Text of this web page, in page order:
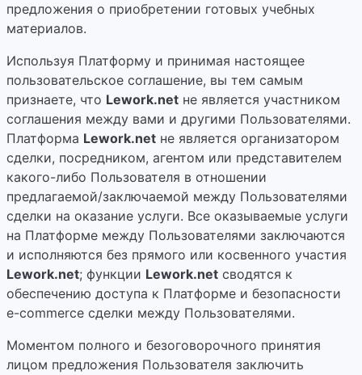
предложения о приобретении готовых учебных
материалов.
Используя Платформу и принимая настоящее
пользовательское соглашение, вы тем самым
признаете, что Lework.net не является участником
соглашения между вами и другими Пользователями.
Платформа Lework.net не является организатором
сделки, посредником, агентом или представителем
какого-либо Пользователя в отношении
предлагаемой/заключаемой между Пользователями
сделки на оказание услуги. Все оказываемые услуги
на Платформе между Пользователями заключаются
и исполняются без прямого или косвенного участия
Lework.net; функции Lework.net сводятся к
обеспечению доступа к Платформе и безопасности
e-commerce сделки между Пользователями.
Моментом полного и безоговорочного принятия
лицом предложения Пользователя заключить